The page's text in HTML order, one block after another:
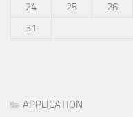
24
25 26
31
APPLICATION